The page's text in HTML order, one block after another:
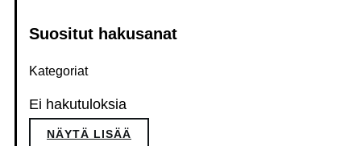
Suositut hakusanat
Kategoriat
Ei hakutuloksia
NÄYTÄ LISÄÄ